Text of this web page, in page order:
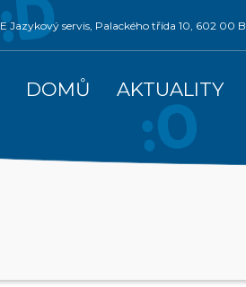
Jazykový servis, Palackého třída 10, 602 00
DOMŮ AKTUALITY